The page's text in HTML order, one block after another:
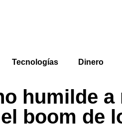
Tecnologías Dinero
humilde a
boom de